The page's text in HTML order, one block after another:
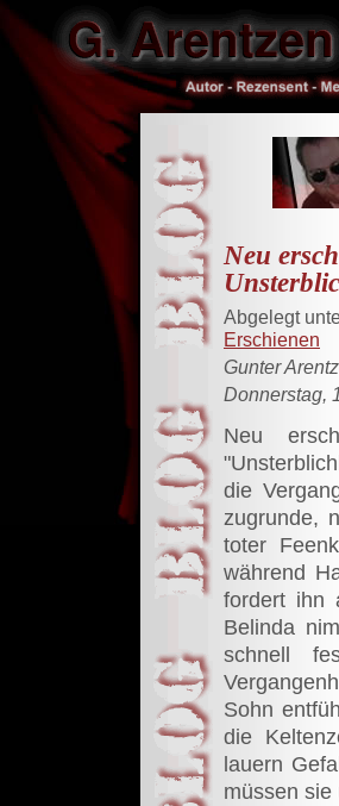
Neu
Abgelegt
Erschienen
Gunter
Donnerstag,
Neu
die
zugrunde,
toter
während
fordert ihn
Belinda
schnell
Sohn
die
lauern
müssen